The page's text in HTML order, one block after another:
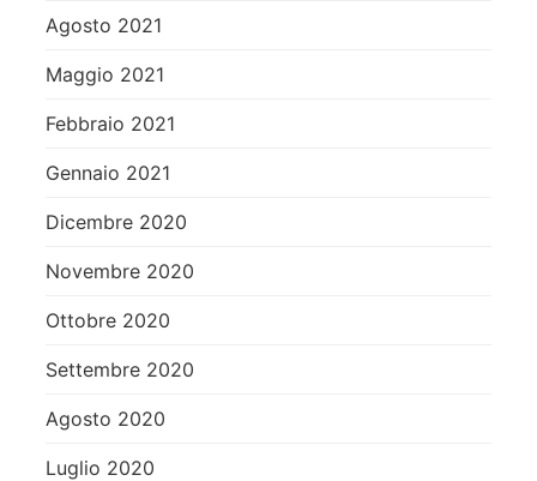
Agosto 2021
Maggio 2021
Febbraio 2021
Gennaio 2021
Dicembre 2020
Novembre 2020
Ottobre 2020
Settembre 2020
Agosto 2020
Luglio 2020